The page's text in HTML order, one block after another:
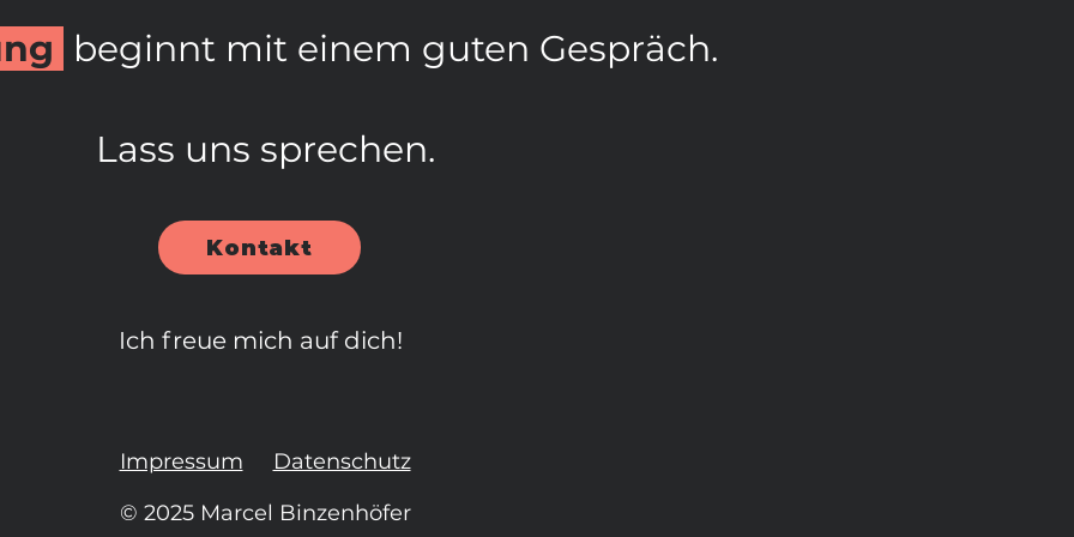
beginnt mit einem guten Gespräch.
Lass uns sprechen.
Kontakt
Ich freue mich auf dich!
Impressum
Datenschutz
© 2025 Marcel Binzenhöfer